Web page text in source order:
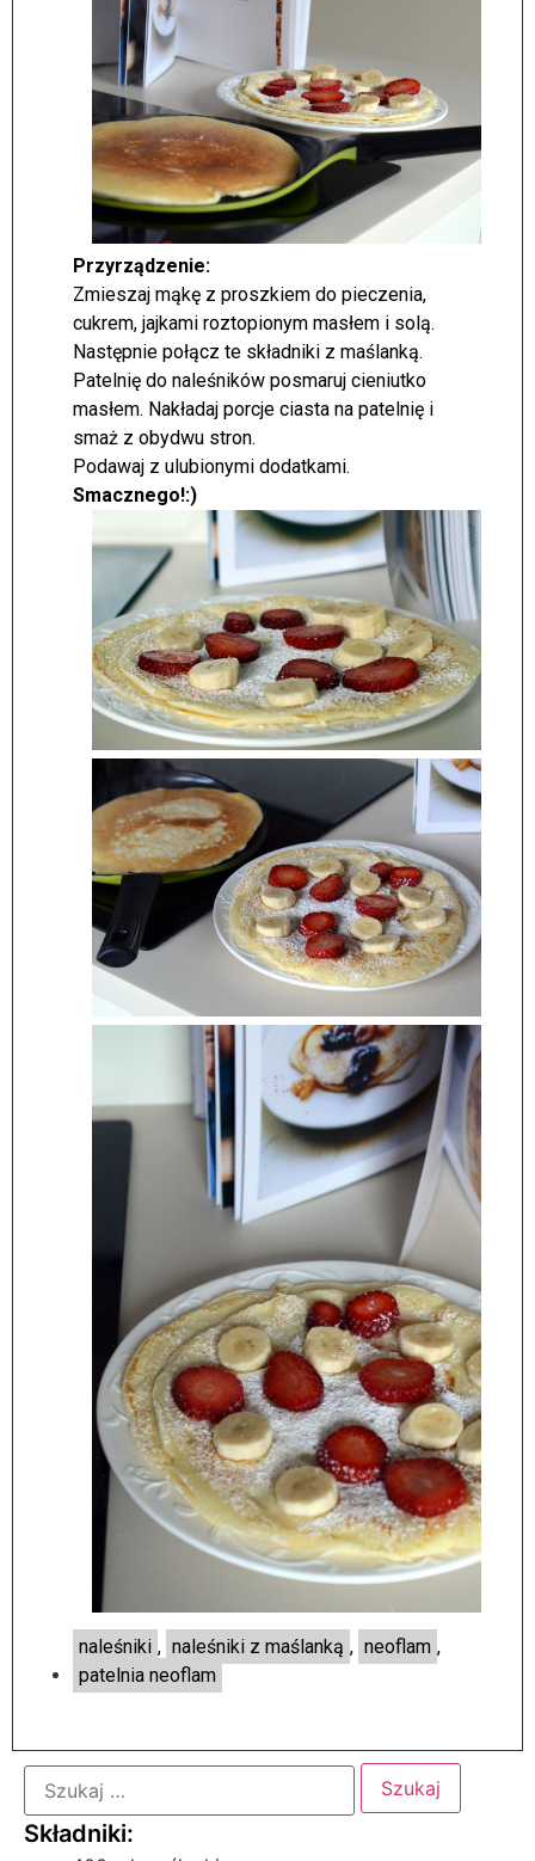
Przyrządzenie:
Zmieszaj mąkę z proszkiem do pieczenia,
cukrem, jajkami roztopionym masłem i solą.
Następnie połącz te składniki z maślanką.
Patelnię do naleśników posmaruj cieniutko
masłem. Nakładaj porcje ciasta na patelnię i
smaż z obydwu stron.
Podawaj z ulubionymi dodatkami.
Smacznego!:)
naleśniki , naleśniki z maślanką , neoflam ,
patelnia neoflam